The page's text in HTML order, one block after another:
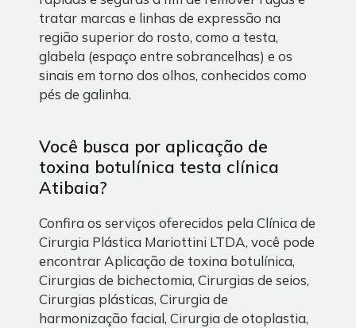
tratar marcas e linhas de expressão na
região superior do rosto, como a testa,
glabela (espaço entre sobrancelhas) e os
sinais em torno dos olhos, conhecidos como
pés de galinha.
Você busca por aplicação de
toxina botulínica testa clínica
Atibaia?
Confira os serviços oferecidos pela Clínica de
Cirurgia Plástica Mariottini LTDA, você pode
encontrar Aplicação de toxina botulínica,
Cirurgias de bichectomia, Cirurgias de seios,
Cirurgias plásticas, Cirurgia de
harmonização facial, Cirurgia de otoplastia,